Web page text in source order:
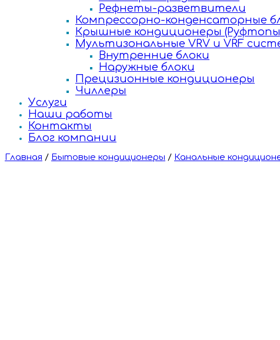
Рефнеты-разветвители
Компрессорно-конденсаторные
Крышные кондиционеры
Мультизональные VRV и VRF
Внутренние блоки
Наружные блоки
Прецизионные кондиционеры
Чиллеры
Услуги
Наши работы
Контакты
Блог компании
Главная / Бытовые кондиционеры / Канальные